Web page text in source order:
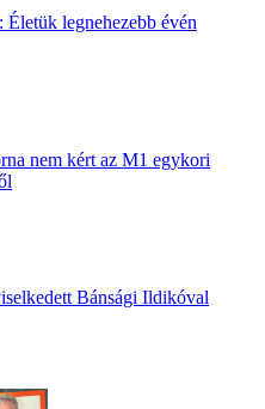
legnehezebb évén
nem kért az M1 egykori
Bánsági Ildikóval